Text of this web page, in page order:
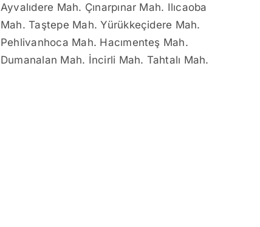
Ayvalıdere Mah. Çınarpınar Mah. Ilıcaoba
Mah. Taştepe Mah. Yürükkeçidere Mah.
Pehlivanhoca Mah. Hacımenteş Mah.
Dumanalan Mah. İncirli Mah. Tahtalı Mah.